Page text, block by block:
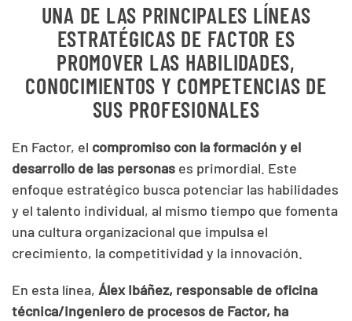
UNA DE LAS PRINCIPALES LÍNEAS
ESTRATÉGICAS DE FACTOR ES
PROMOVER LAS HABILIDADES,
CONOCIMIENTOS Y COMPETENCIAS DE
SUS PROFESIONALES
En Factor, el compromiso con la formación y el
desarrollo de las personas es primordial. Este
enfoque estratégico busca potenciar las habilidades
y el talento individual, al mismo tiempo que fomenta
una cultura organizacional que impulsa el
crecimiento, la competitividad y la innovación.
En esta línea, Álex Ibáñez, responsable de oficina
técnica/ingeniero de procesos de Factor, ha